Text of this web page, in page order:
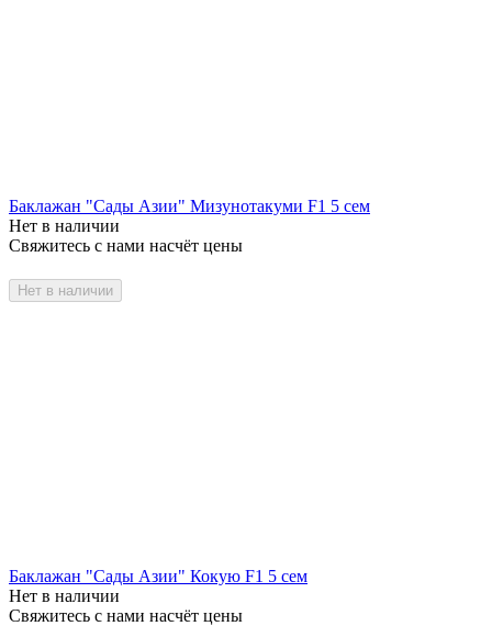
Баклажан "Сады Азии" Мизунотакуми F1 5 сем
Нет в наличии
Свяжитесь с нами насчёт цены
Нет в наличии
Баклажан "Сады Азии" Кокую F1 5 сем
Нет в наличии
Свяжитесь с нами насчёт цены